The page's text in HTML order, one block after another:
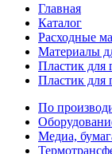
Главная
Каталог
Расходные
Материалы
Пластик для
Пластик для
По
Медиа,